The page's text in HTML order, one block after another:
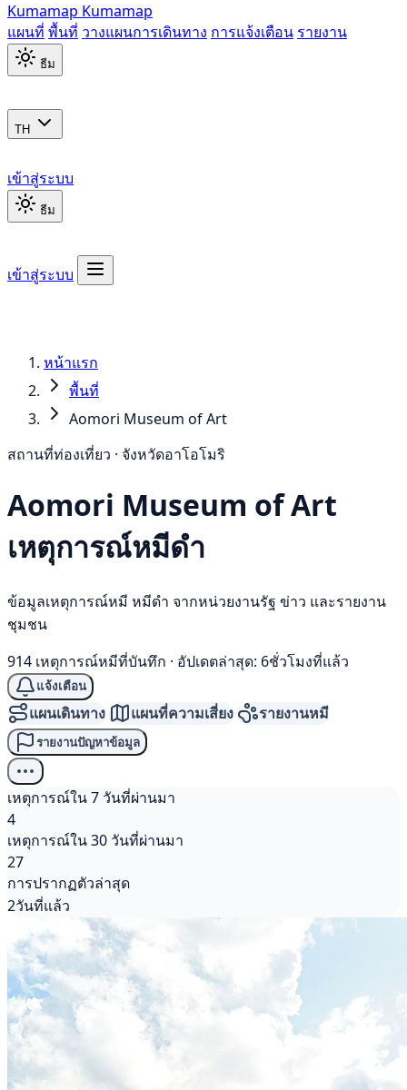
Kumamap Kumamap
แผนที่ พื้นที่ วางแผนการเดินทาง การแจ้งเตือน รายงาน
ธีม
TH
เข้าสู่ระบบ
ธีม
เข้าสู่ระบบ
หน้าแรก
พื้นที่
Aomori Museum of Art
สถานที่ท่องเที่ยว · จังหวัดอาโอโมริ
Aomori Museum of Art
เหตุการณ์หมีดำ
ข้อมูลเหตุการณ์หมี หมีดำ จากหน่วยงานรัฐ ข่าว และรายงาน
ชุมชน
914 เหตุการณ์หมีที่บันทึก · อัปเดตล่าสุด: 6ชั่วโมงที่แล้ว
แจ้งเตือน
แผนเดินทาง แผนที่ความเสี่ยง รายงานหมี
รายงานปัญหาข้อมูล
เหตุการณ์ใน 7 วันที่ผ่านมา
4
เหตุการณ์ใน 30 วันที่ผ่านมา
27
การปรากฏตัวล่าสุด
2วันที่แล้ว